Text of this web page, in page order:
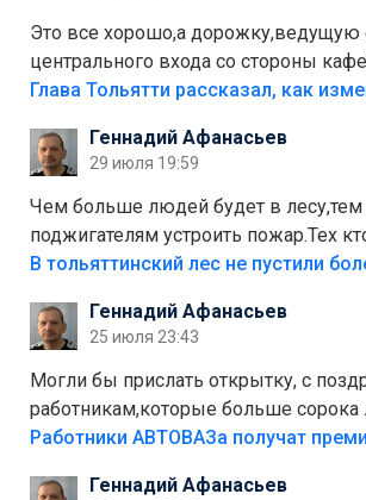
Это все хорошо,а дорожку,ведущую
центрального входа со стороны
аттракционам слабо доделать?А то
лежала в парке и испортилась.Да
украли.
Геннадий Афанасьев
29 июля 19:59
Чем больше людей будет в лесу,тем
поджигателям устроить пожар.Тех
костры,тех надо безбожно
Штрафы мизерные.
Геннадий Афанасьев
25 июля 23:43
Могли бы прислать открытку, с
работникам,которые больше сорока
на предприятии.
Работники АВТОВАЗа получат
Геннадий Афанасьев